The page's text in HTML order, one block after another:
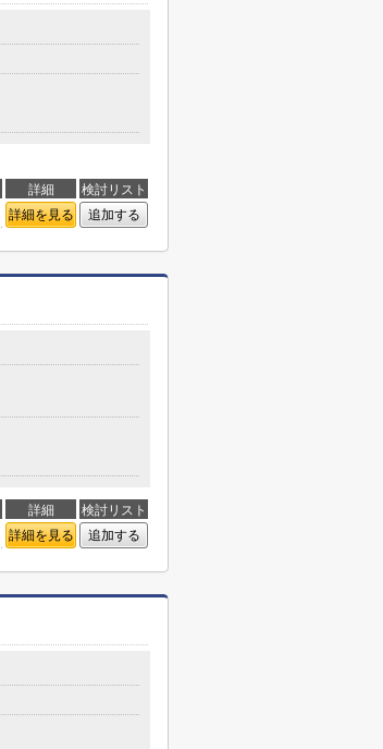
詳細
検討リスト
詳細を見る 追加する
詳細
検討リスト
詳細を見る 追加する